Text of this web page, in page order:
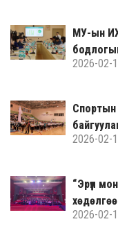
МУ-ын
2026-02-
Спортын
2026-02-
“Эрүүл
2026-02-